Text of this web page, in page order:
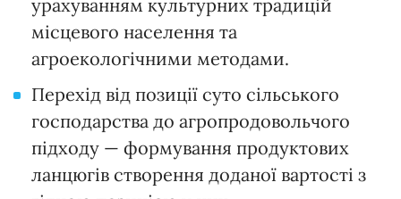
урахуванням культурних традицій
місцевого населення та
агроекологічними методами.
Перехід від позиції суто сільського
господарства до агропродовольчого
підходу — формування продуктових
ланцюгів створення доданої вартості з